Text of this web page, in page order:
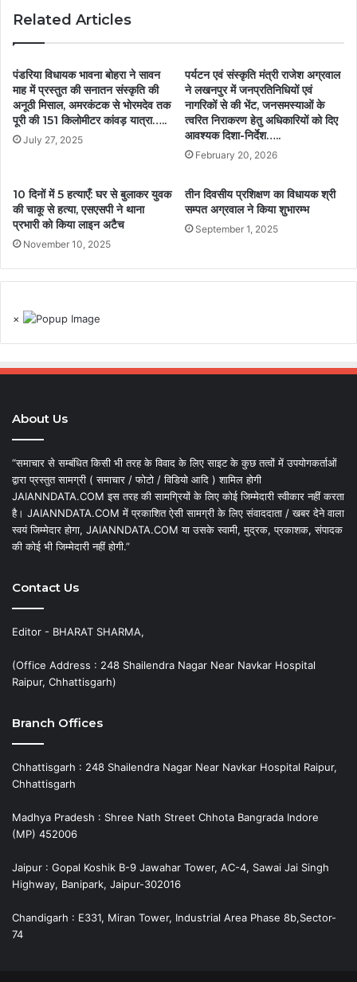
Related Articles
पंडरिया विधायक भावना बोहरा ने सावन
माह में प्रस्तुत की सनातन संस्कृति की
अनूठी मिसाल, अमरकंटक से भोरमदेव तक
पूरी की 151 किलोमीटर कांवड़ यात्रा…..
July 27, 2025
पर्यटन एवं संस्कृति मंत्री राजेश अग्रवाल
ने लखनपुर में जनप्रतिनिधियों एवं
नागरिकों से की भेंट, जनसमस्याओं के
त्वरित निराकरण हेतु अधिकारियों को दिए
आवश्यक दिशा-निर्देश…..
February 20, 2026
10 दिनों में 5 हत्याएँ: घर से बुलाकर युवक
की चाकू से हत्या, एसएसपी ने थाना
प्रभारी को किया लाइन अटैच
November 10, 2025
तीन दिवसीय प्रशिक्षण का विधायक श्री
सम्पत अग्रवाल ने किया शुभारम्भ
September 1, 2025
×
About Us
“समाचार से सम्बंधित किसी भी तरह के विवाद के लिए साइट के कुछ तत्वों में उपयोगकर्ताओं
द्वारा प्रस्तुत सामग्री ( समाचार / फोटो / विडियो आदि ) शामिल होगी
JAIANNDATA.COM इस तरह की सामग्रियों के लिए कोई जिम्मेदारी स्वीकार नहीं करता
है। JAIANNDATA.COM में प्रकाशित ऐसी सामग्री के लिए संवाददाता / खबर देने वाला
स्वयं जिम्मेदार होगा, JAIANNDATA.COM या उसके स्वामी, मुद्रक, प्रकाशक, संपादक
की कोई भी जिम्मेदारी नहीं होगी.”
Contact Us
Editor - BHARAT SHARMA,
(Office Address : 248 Shailendra Nagar Near Navkar Hospital
Raipur, Chhattisgarh)
Branch Offices
Chhattisgarh : 248 Shailendra Nagar Near Navkar Hospital Raipur,
Chhattisgarh
Madhya Pradesh : Shree Nath Street Chhota Bangrada Indore
(MP) 452006
Jaipur : Gopal Koshik B-9 Jawahar Tower, AC-4, Sawai Jai Singh
Highway, Banipark, Jaipur-302016
Chandigarh : E331, Miran Tower, Industrial Area Phase 8b,Sector-
74